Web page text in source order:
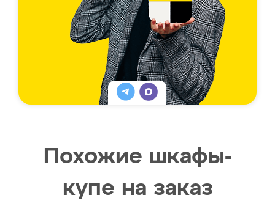
Похожие шкафы-
купе на заказ